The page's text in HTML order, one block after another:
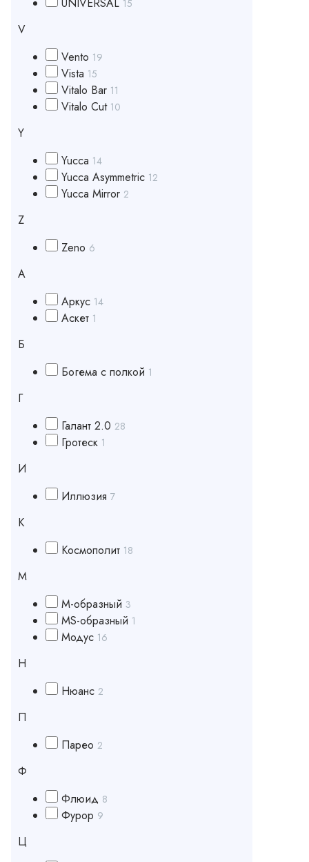
15
V
Vento 19
Vista 15
Vitalo Bar 11
Vitalo Cut 10
Y
Yucca 14
Yucca Asymmetric 12
Yucca Mirror 2
Z
Zeno 6
А
Аркус 14
Аскет 1
Б
Богема с полкой 1
Г
Галант 2.0 28
Гротеск 1
И
Иллюзия 7
К
Космополит 18
М
М-образный 3
МS-образный 1
Модус 16
Н
Нюанс 2
П
Парео 2
Ф
Флюид 8
Фурор 9
Ц